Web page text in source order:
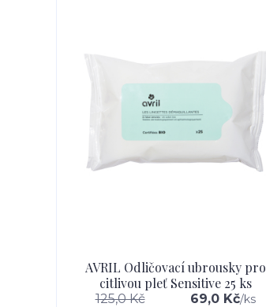
AVRIL Odličovací ubrousky pro
citlivou pleť Sensitive 25 ks
125,0 Kč 69,0 Kč/ks